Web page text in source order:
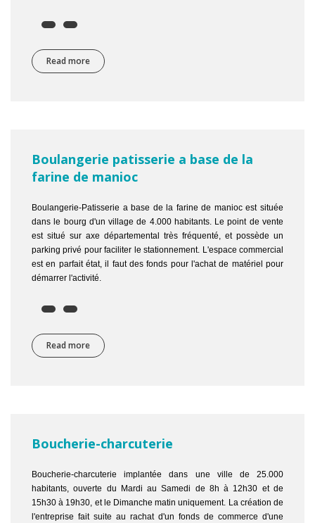
Read more about Fabricant d'arômes alimentaires sucrés
Boulangerie patisserie a base de la
farine de manioc
Boulangerie-Patisserie a base de la farine de manioc est située
dans le bourg d'un village de 4.000 habitants. Le point de vente
est situé sur axe départemental très fréquenté, et possède un
parking privé pour faciliter le stationnement. L'espace commercial
est en parfait état, il faut des fonds pour l'achat de matériel pour
démarrer l'activité.
Read more about Boulangerie patisserie a base de la farine de
Boucherie-charcuterie
Boucherie-charcuterie implantée dans une ville de 25.000
habitants, ouverte du Mardi au Samedi de 8h à 12h30 et de
15h30 à 19h30, et le Dimanche matin uniquement. La création de
l'entreprise fait suite au rachat d'un fonds de commerce d'une